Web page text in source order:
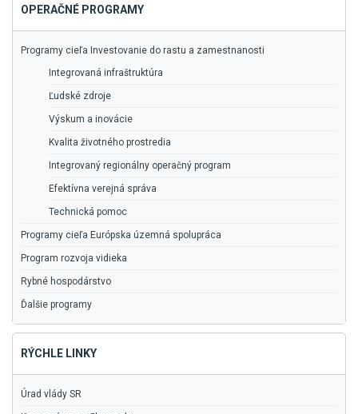
OPERAČNÉ PROGRAMY
Programy cieľa Investovanie do rastu a zamestnanosti
Integrovaná infraštruktúra
Ľudské zdroje
Výskum a inovácie
Kvalita životného prostredia
Integrovaný regionálny operačný program
Efektívna verejná správa
Technická pomoc
Programy cieľa Európska územná spolupráca
Program rozvoja vidieka
Rybné hospodárstvo
Ďalšie programy
RÝCHLE LINKY
Úrad vlády SR